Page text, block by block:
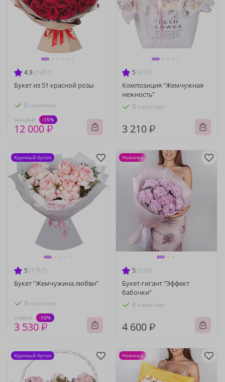
4.9 (1457)
Букет из 51 красной розы
В наличии
14 120 ₽ -15%
12 000 ₽
5 (415)
Композиция "Жемчужная
нежность"
В наличии
3 210 ₽
5 (1767)
Букет "Жемчужина любви"
В наличии
3 920 ₽ -10%
3 530 ₽
Крупный бутон
5 (237)
Букет-гигант "Эффект
бабочки"
В наличии
4 600 ₽
Новинка
Крупный бутон Новинка